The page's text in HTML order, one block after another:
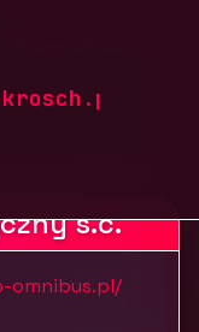
s.c.
omnibus.pl/